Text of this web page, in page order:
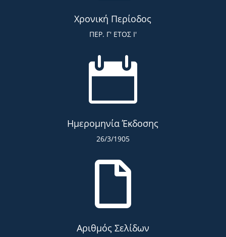
Χρονική Περίοδος
ΠΕΡ. Γ' ΕΤΟΣ Ι'

Ημερομηνία Έκδοσης
26/3/1905

Αριθμός Σελίδων